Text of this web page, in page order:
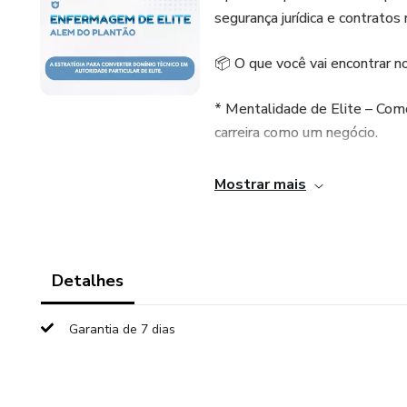
segurança jurídica e contratos
📦 O que você vai encontrar
* Mentalidade de Elite –
carreira como um negócio.
* Branding e Posicionamento
Mostrar mais
Detalhes
Garantia de 7 dias